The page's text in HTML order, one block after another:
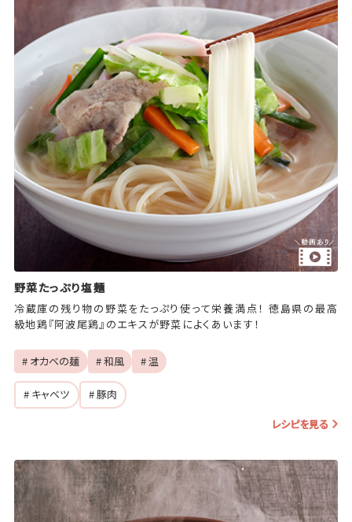
野菜たっぷり塩麺
冷蔵庫の残り物の野菜をたっぷり使って栄養満点！ 徳島県の最高
級地鶏『阿波尾鶏』のエキスが野菜によくあいます！
# オカベの麺 # 和風 # 温
# キャベツ
# 豚肉
レシピを見る